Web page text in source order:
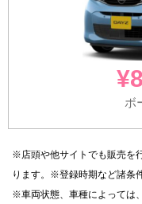
ボ
※店頭や他サイトでも販売を
ります。※登録時期など諸条
※車両状態、車種によっては